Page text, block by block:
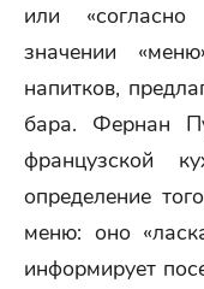
или
значении
напитков,
бара. Фернан
французской
определение
меню: оно
информирует